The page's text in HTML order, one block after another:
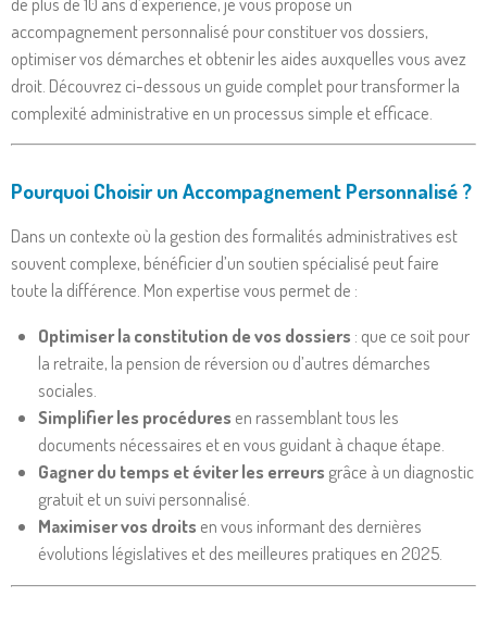
accompagnement personnalisé pour constituer vos dossiers,
optimiser vos démarches et obtenir les aides auxquelles vous avez
droit. Découvrez ci-dessous un guide complet pour transformer la
complexité administrative en un processus simple et efficace.
Pourquoi Choisir un Accompagnement Personnalisé ?
Dans un contexte où la gestion des formalités administratives est
souvent complexe, bénéficier d’un soutien spécialisé peut faire
toute la différence. Mon expertise vous permet de :
Optimiser la constitution de vos dossiers : que ce soit pour
la retraite, la pension de réversion ou d’autres démarches
sociales.
Simplifier les procédures en rassemblant tous les
documents nécessaires et en vous guidant à chaque étape.
Gagner du temps et éviter les erreurs grâce à un diagnostic
gratuit et un suivi personnalisé.
Maximiser vos droits en vous informant des dernières
évolutions législatives et des meilleures pratiques en 2025.